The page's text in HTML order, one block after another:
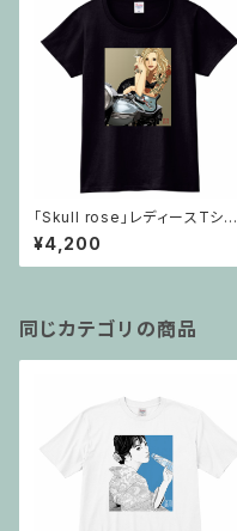
「Skull rose」レディースTシャ
ツ・ブラック
¥4,200
同じカテゴリの商品